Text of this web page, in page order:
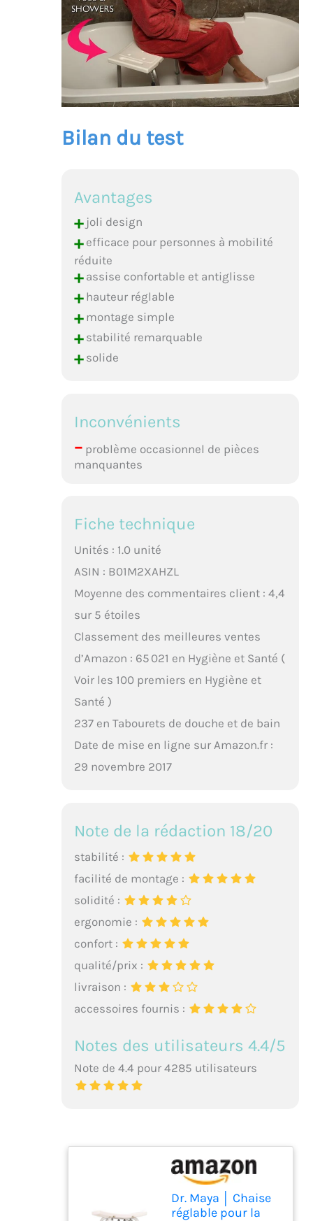
Bilan du test
Avantages
+joli design
+efficace pour personnes à mobilité
réduite
+assise confortable et antiglisse
+hauteur réglable
+montage simple
+stabilité remarquable
+solide
Inconvénients
–problème occasionnel de pièces
manquantes
Fiche technique
Unités : 1.0 unité
ASIN : B01M2XAHZL
Moyenne des commentaires client : 4,4
sur 5 étoiles
Classement des meilleures ventes
d’Amazon : 65 021 en Hygiène et Santé (
Voir les 100 premiers en Hygiène et
Santé )
237 en Tabourets de douche et de bain
Date de mise en ligne sur Amazon.fr :
29 novembre 2017
Note de la rédaction 18/20
stabilité :
facilité de montage :
solidité :
ergonomie :
confort :
qualité/prix :
livraison :
accessoires fournis :
Notes des utilisateurs 4.4/5
Note de 4.4 pour 4285 utilisateurs
Dr. Maya │ Chaise
réglable pour la